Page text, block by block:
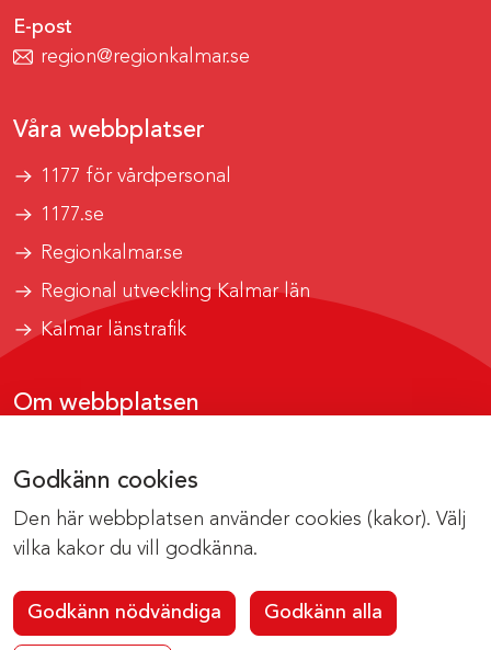
Godkänn cookies
Den här webbplatsen använder cookies (kakor). Välj
vilka kakor du vill godkänna.
Godkänn nödvändiga Godkänn alla
E-post
region@regionkalmar.se
Våra webbplatser
1177 för vårdpersonal
1177.se
Regionkalmar.se
Regional utveckling Kalmar län
Kalmar länstrafik
Om webbplatsen
Om cookies
Kontakta webbredaktionen